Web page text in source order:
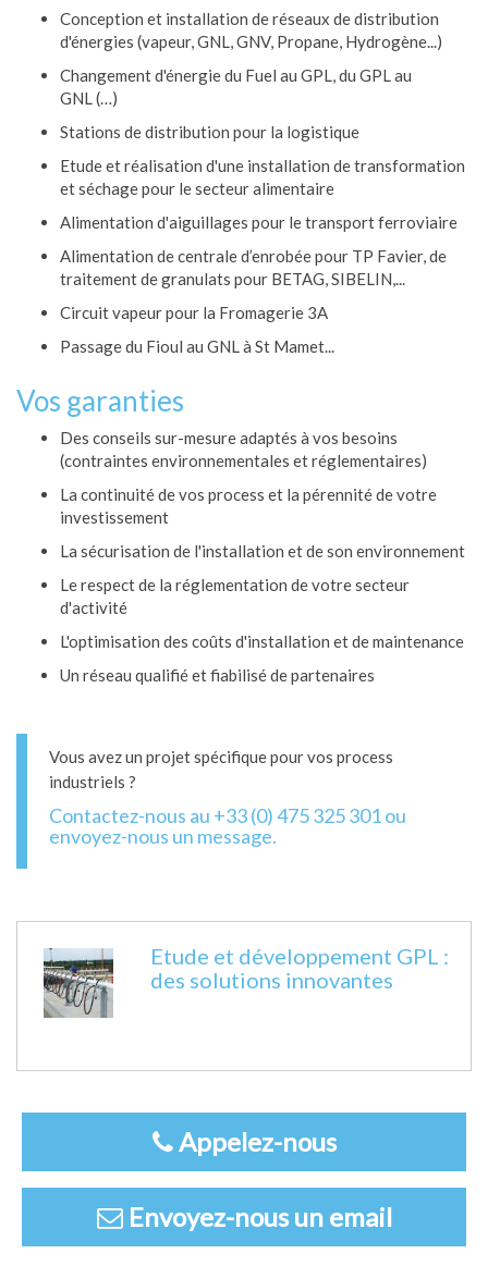
Conception et installation de réseaux de distribution
d'énergies (vapeur, GNL, GNV, Propane, Hydrogène...)
Changement d'énergie du Fuel au GPL, du GPL au
GNL (…)
Stations de distribution pour la logistique
Etude et réalisation d'une installation de transformation
et séchage pour le secteur alimentaire
Alimentation d'aiguillages pour le transport ferroviaire
Alimentation de centrale d’enrobée pour TP Favier, de
traitement de granulats pour BETAG, SIBELIN,...
Circuit vapeur pour la Fromagerie 3A
Passage du Fioul au GNL à St Mamet...
Vos garanties
Des conseils sur-mesure adaptés à vos besoins
(contraintes environnementales et réglementaires)
La continuité de vos process et la pérennité de votre
investissement
La sécurisation de l'installation et de son environnement
Le respect de la réglementation de votre secteur
d'activité
L'optimisation des coûts d'installation et de maintenance
Un réseau qualifié et fiabilisé de partenaires
Vous avez un projet spécifique pour vos process
industriels ?
Contactez-nous au +33 (0) 475 325 301 ou
envoyez-nous un message.
Etude et développement GPL :
des solutions innovantes
Appelez-nous
Envoyez-nous un email